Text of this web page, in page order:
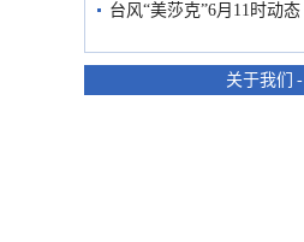
台风“美莎克”6月11时动态
关于我们 -